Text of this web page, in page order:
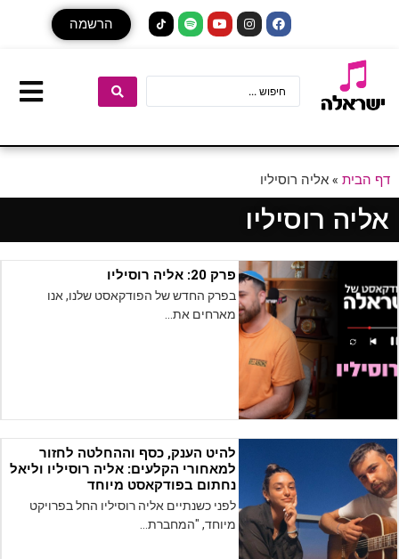
הרשמה
דף הבית » אליה רוסיליו
אליה רוסיליו
פרק 20: אליה רוסיליו
בפרק החדש של הפודקאסט שלנו, אנו
מארחים את…
להיט הענק, כסף וההחלטה לחזור
למאחורי הקלעים: אליה רוסיליו וליאל
נחתום בפודקאסט מיוחד
לפני כשנתיים אליה רוסיליו החל בפרויקט
מיוחד, "המחברת…